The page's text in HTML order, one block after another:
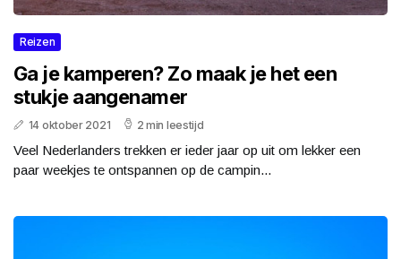
Reizen
Ga je kamperen? Zo maak je het een
stukje aangenamer
14 oktober 2021 2 min leestijd
Veel Nederlanders trekken er ieder jaar op uit om lekker een
paar weekjes te ontspannen op de campin...